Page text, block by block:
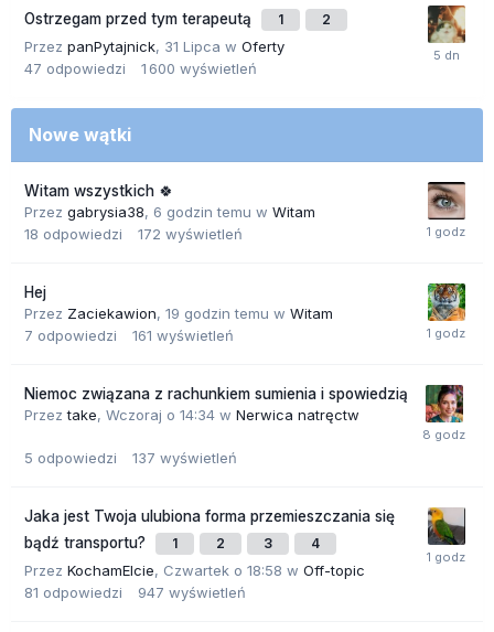
Ostrzegam przed tym terapeutą 1 2
Przez panPytajnick, 31 Lipca w Oferty
47 odpowiedzi 1 600 wyświetleń
Nowe wątki
Witam wszystkich 🍀
Przez gabrysia38, 6 godzin temu w Witam
18 odpowiedzi 172 wyświetleń
Hej
Przez Zaciekawion, 19 godzin temu w Witam
7 odpowiedzi 161 wyświetleń
Niemoc związana z rachunkiem sumienia i spowiedzią
Przeztake, Wczoraj o 14:34 w Nerwica natręctw
5 odpowiedzi 137 wyświetleń
Jaka jest Twoja ulubiona forma przemieszczania się
bądź transportu?
1 2 3 4
Przez KochamElcie, Czwartek o 18:58 w Off-topic
81 odpowiedzi 947 wyświetleń